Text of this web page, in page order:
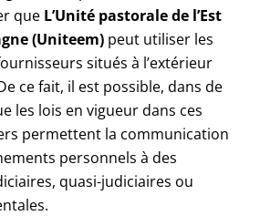
que L’Unité pastorale de l’Est
(Uniteem) peut utiliser les
situés à l’extérieur
ce fait, il est possible, dans de
les lois en vigueur dans ces
permettent la communication
personnels à des
quasi-judiciaires ou